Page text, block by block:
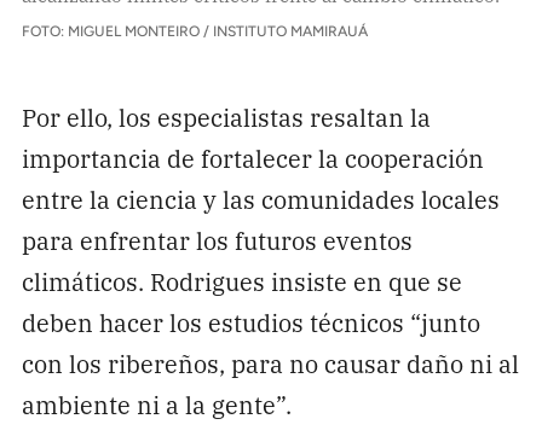
FOTO: MIGUEL MONTEIRO / INSTITUTO MAMIRAUÁ
Por ello, los especialistas resaltan la
importancia de fortalecer la cooperación
entre la ciencia y las comunidades locales
para enfrentar los futuros eventos
climáticos. Rodrigues insiste en que se
deben hacer los estudios técnicos “junto
con los ribereños, para no causar daño ni al
ambiente ni a la gente”.